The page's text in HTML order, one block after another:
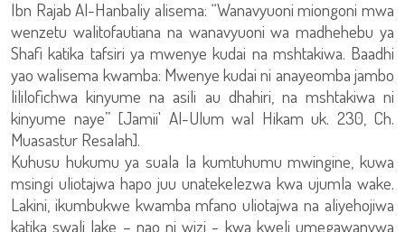
Ibn Rajab Al-Hanbaliy alisema: “Wanavyuoni miongoni mwa
wenzetu walitofautiana na wanavyuoni wa madhehebu ya
Shafi katika tafsiri ya mwenye kudai na mshtakiwa. Baadhi
yao walisema kwamba: Mwenye kudai ni anayeomba jambo
lililofichwa kinyume na asili au dhahiri, na mshtakiwa ni
kinyume naye” [Jamii' Al-Ulum wal Hikam uk. 230, Ch.
Muasastur Resalah].
Kuhusu hukumu ya suala la kumtuhumu mwingine, kuwa
msingi uliotajwa hapo juu unatekelezwa kwa ujumla wake.
Lakini, ikumbukwe kwamba mfano uliotajwa na aliyehojiwa
katika swali lake – nao ni wizi - kwa kweli umegawanywa